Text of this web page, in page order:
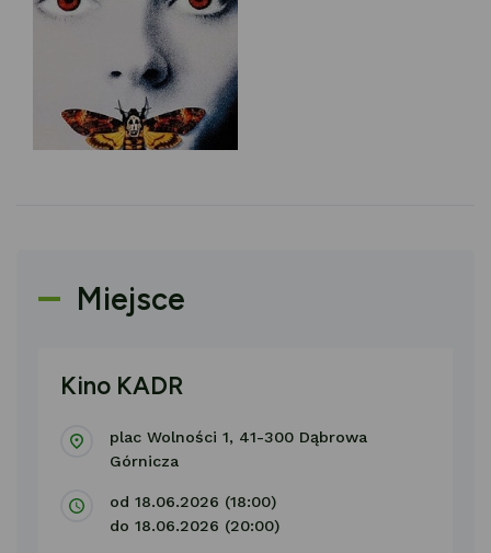
Miejsce
Kino KADR
plac Wolności 1, 41-300 Dąbrowa
Górnicza
od 18.06.2026 (18:00)
do 18.06.2026 (20:00)